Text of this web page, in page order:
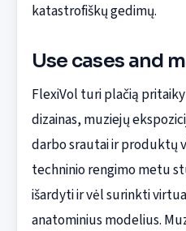
katastrofiškų gedimų.
Use cases and
FlexiVol turi plačią
dizainas, muziejų
darbo srautai ir produktų
techninio rengimo metu
išardyti ir vėl surinkti
anatominius modelius.